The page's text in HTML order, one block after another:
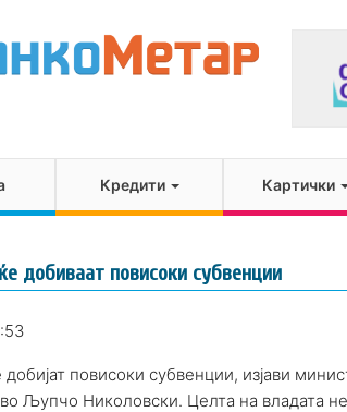
Кредити Картички
добиваат повисоки субвенции
добијат повисоки субвенции, изјави
Љупчо Николовски. Целта на владата